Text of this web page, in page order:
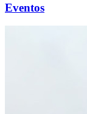
Eventos